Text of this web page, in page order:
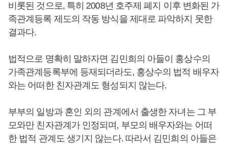
비롯된 것으로, 특히 2008년 호주제 폐지 이후 변화된 가
족관계등록 제도의 작동 방식을 제대로 파악하지 못한
결과다.
법적으로 명확히 말하자면 김민희의 아들이 홍상수의
가족관계등록부에 등재되더라도, 홍상수의 법적 배우자
와는 어떠한 친자관계도 형성되지 않는다.
부부의 일방과 혼인 외의 관계에서 출생한 자녀는 그 부
모와만 친자관계가 인정되며, 부모의 배우자와는 어떠
한 법적 관계도 생기지 않는다. 따라서 김민희의 아들은